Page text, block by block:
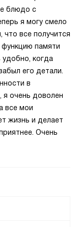
блюдо с
я могу смело
что все получится
памяти
удобно, когда
его детали.
в
я очень доволен
все мои
жизнь и делает
Очень